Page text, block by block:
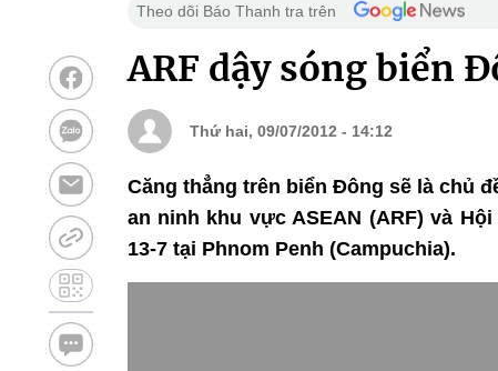
Theo dõi Báo Thanh tra trên
ARF dậy sóng biển
Thứ hai, 09/07/2012 - 14:12
Căng thẳng trên biển Đông sẽ là chủ
an ninh khu vực ASEAN (ARF) và
13-7 tại Phnom Penh (Campuchia).